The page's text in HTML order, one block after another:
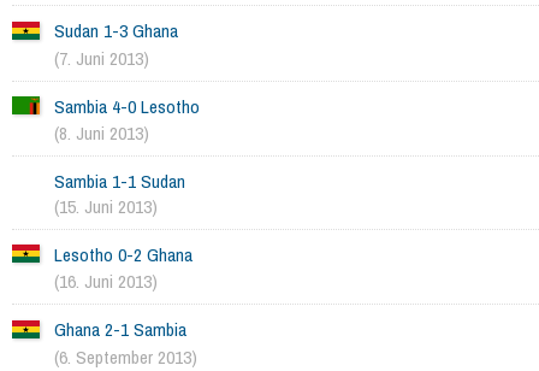
Sudan 1-3 Ghana
(7. Juni 2013)
Sambia 4-0 Lesotho
(8. Juni 2013)
Sambia 1-1 Sudan
(15. Juni 2013)
Lesotho 0-2 Ghana
(16. Juni 2013)
Ghana 2-1 Sambia
(6. September 2013)